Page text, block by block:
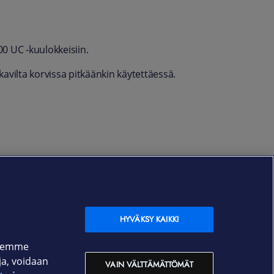
UC -kuulokkeisiin.
korvissa pitkäänkin käytettäessä.
voidaan
VAIN VÄLTTÄMÄTTÖMÄT
HYVÄKSY KAIKKI